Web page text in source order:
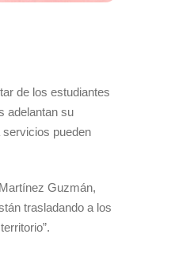
de los estudiantes
adelantan su
pueden
Guzmán,
trasladando a los